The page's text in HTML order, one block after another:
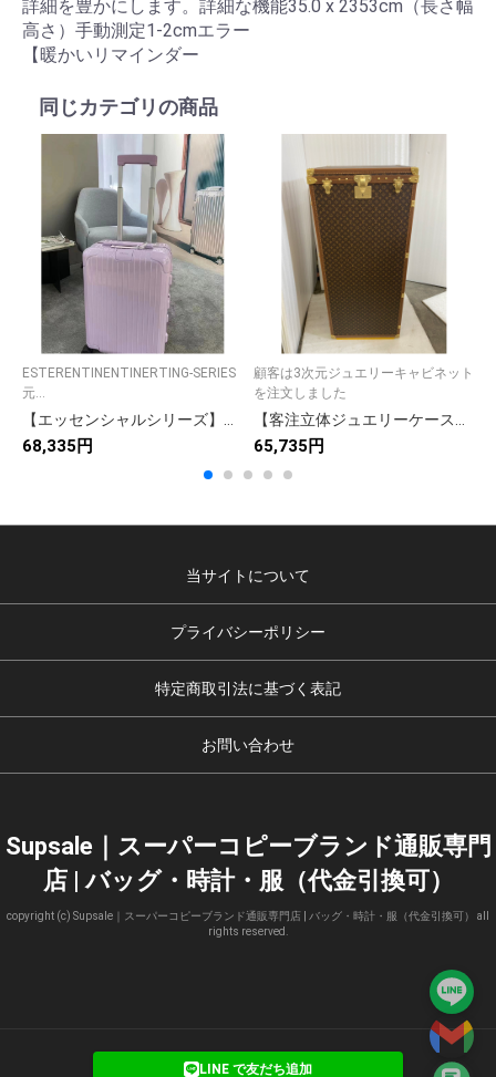
詳細を豊かにします。詳細な機能35.0 x 2353cm（長さ幅
高さ）手動測定1-2cmエラー
【暖かいリマインダー
同じカテゴリの商品
ESTERENTINENTINERTING-SERIES
元...
68,335円
顧客は3次元ジュエリーキャビネット
を注文しました
65,735円
当サイトについて
プライバシーポリシー
特定商取引法に基づく表記
お問い合わせ
Supsale｜スーパーコピーブランド通販専門
店 | バッグ・時計・服（代金引換可）
copyright (c) Supsale｜スーパーコピーブランド通販専門店 | バッグ・時計・服（代金引換可） all
rights reserved.
LINE で友だち追加